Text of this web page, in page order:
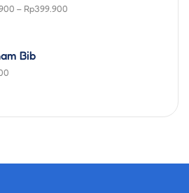
– Rp399.900
Bib